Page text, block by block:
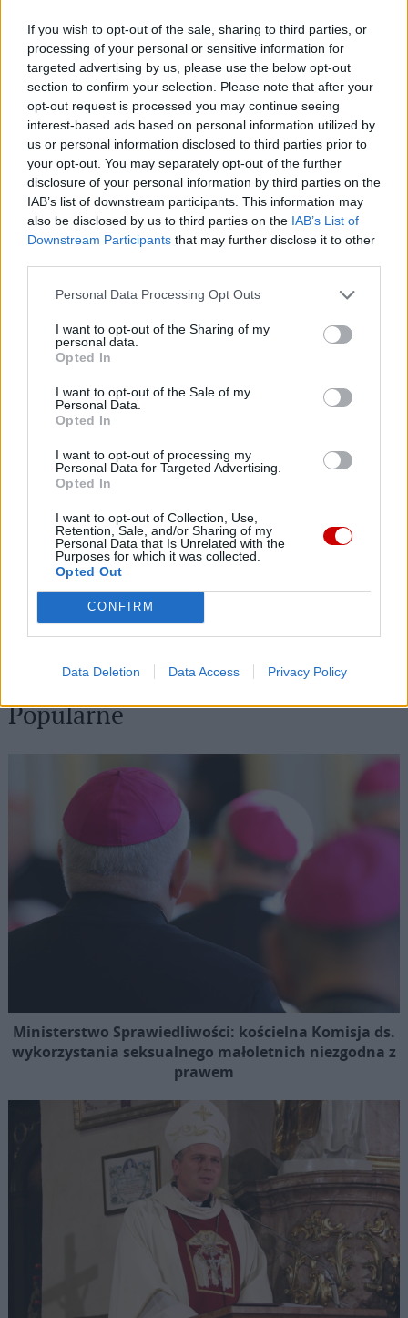
If you wish to opt-out of the sale, sharing to third parties, or
processing of your personal or sensitive information for
targeted advertising by us, please use the below opt-out
section to confirm your selection. Please note that after your
opt-out request is processed you may continue seeing
interest-based ads based on personal information utilized by
us or personal information disclosed to third parties prior to
your opt-out. You may separately opt-out of the further
disclosure of your personal information by third parties on the
IAB’s list of downstream participants. This information may
also be disclosed by us to third parties on the IAB’s List of
Downstream Participants that may further disclose it to other
Personal Data Processing Opt Outs
I want to opt-out of the Sharing of my
personal data.
Opted In
I want to opt-out of the Sale of my
Personal Data.
Opted In
I want to opt-out of processing my
Personal Data for Targeted Advertising.
Opted In
I want to opt-out of Collection, Use,
Retention, Sale, and/or Sharing of my
Personal Data that Is Unrelated with the
Purposes for which it was collected.
Opted Out
CONFIRM
Data Deletion Data Access Privacy Policy
Mszy św. przewodniczył bp Marian Rojek. Kaznodzieja
podkreślił, że dla Boga najważniejszą sprawą nie jest
ludzka niedoskonałość czy niepełnosprawność, lecz
miłość.
1 2 3 …
18
Następna
Najnowsze
06 sierpnia 2026 | 09:50
Jarosław: obchody 450 lat cudownego obrazu Matki Bożej
06 sierpnia 2026 | 09:48
Andrzej Lewek: potrzebujemy duszpasterstwa mężczyzn
06 sierpnia 2026 | 09:16
Wiślica: rozpoczęła się 45. Kielecka Piesza Pielgrzymka na Jasną
06 sierpnia 2026 | 09:08
Bp Milewski: Pielgrzymka jest żywym znakiem wiary Kościoła
05 sierpnia 2026 | 21:23
Przewodniczący KEP na temat przygotowań do wizyty papieża
Kard. Kikuchi z okazji rocznicy bombardowań atomowych
Popularne
Ministerstwo Sprawiedliwości: kościelna Komisja ds.
wykorzystania seksualnego małoletnich niezgodna z
prawem